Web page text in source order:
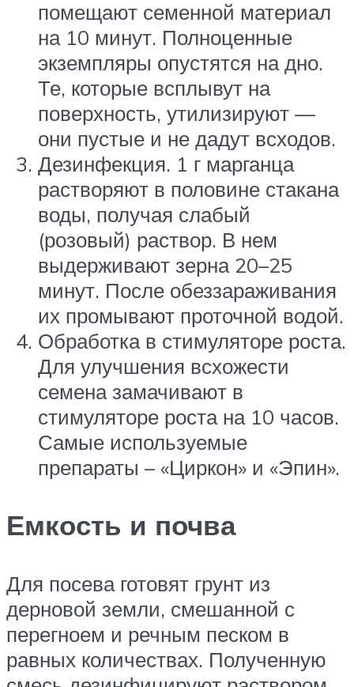
помещают семенной материал
на 10 минут. Полноценные
экземпляры опустятся на дно.
Те, которые всплывут на
поверхность, утилизируют —
они пустые и не дадут всходов.
Дезинфекция. 1 г марганца
растворяют в половине стакана
воды, получая слабый
(розовый) раствор. В нем
выдерживают зерна 20–25
минут. После обеззараживания
их промывают проточной водой.
Обработка в стимуляторе роста.
Для улучшения всхожести
семена замачивают в
стимуляторе роста на 10 часов.
Самые используемые
препараты – «Циркон» и «Эпин».
Емкость и почва
Для посева готовят грунт из
дерновой земли, смешанной с
перегноем и речным песком в
равных количествах. Полученную